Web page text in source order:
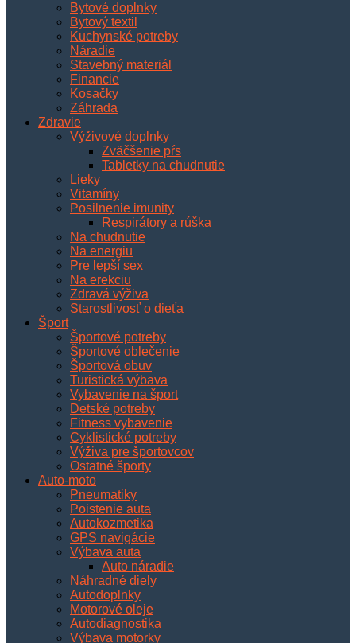
Bytové doplnky
Bytový textil
Kuchynské potreby
Náradie
Stavebný materiál
Financie
Kosačky
Záhrada
Zdravie
Výživové doplnky
Zväčšenie pŕs
Tabletky na chudnutie
Lieky
Vitamíny
Posilnenie imunity
Respirátory a rúška
Na chudnutie
Na energiu
Pre lepší sex
Na erekciu
Zdravá výživa
Starostlivosť o dieťa
Šport
Športové potreby
Športové oblečenie
Športová obuv
Turistická výbava
Vybavenie na šport
Detské potreby
Fitness vybavenie
Cyklistické potreby
Výživa pre športovcov
Ostatné športy
Auto-moto
Pneumatiky
Poistenie auta
Autokozmetika
GPS navigácie
Výbava auta
Auto náradie
Náhradné diely
Autodoplnky
Motorové oleje
Autodiagnostika
Výbava motorky